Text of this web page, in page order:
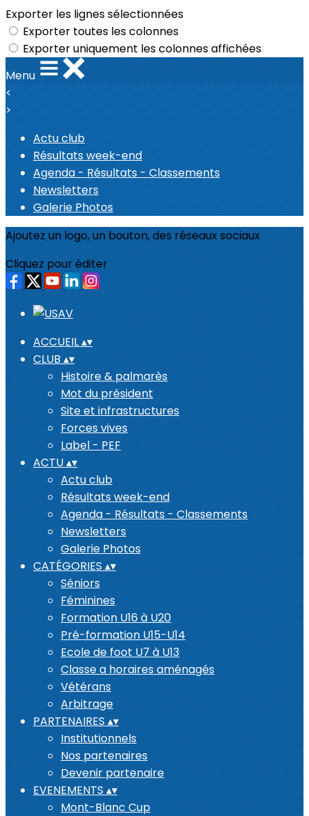
Exporter les lignes sélectionnées
Exporter toutes les colonnes
Exporter uniquement les colonnes affichées
Menu
<
>
Actu club
Résultats week-end
Agenda - Résultats - Classements
Newsletters
Galerie Photos
Ajoutez un logo, un bouton, des réseaux sociaux
Cliquez pour éditer
ACCUEIL▴▾
CLUB ▴▾
Histoire & palmarès
Mot du président
Site et infrastructures
Forces vives
Label - PEF
ACTU▴▾
Actu club
Résultats week-end
Agenda - Résultats - Classements
Newsletters
Galerie Photos
CATÉGORIES ▴▾
Séniors
Féminines
Formation U16 à U20
Pré-formation U15-U14
Ecole de foot U7 à U13
Classe a horaires aménagés
Vétérans
Arbitrage
PARTENAIRES ▴▾
Institutionnels
Nos partenaires
Devenir partenaire
EVENEMENTS ▴▾
Mont-Blanc Cup